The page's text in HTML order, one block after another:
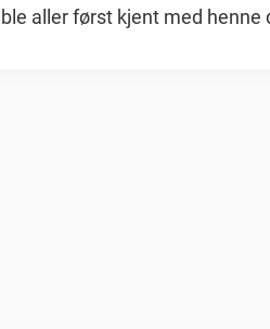
aller først kjent med henne